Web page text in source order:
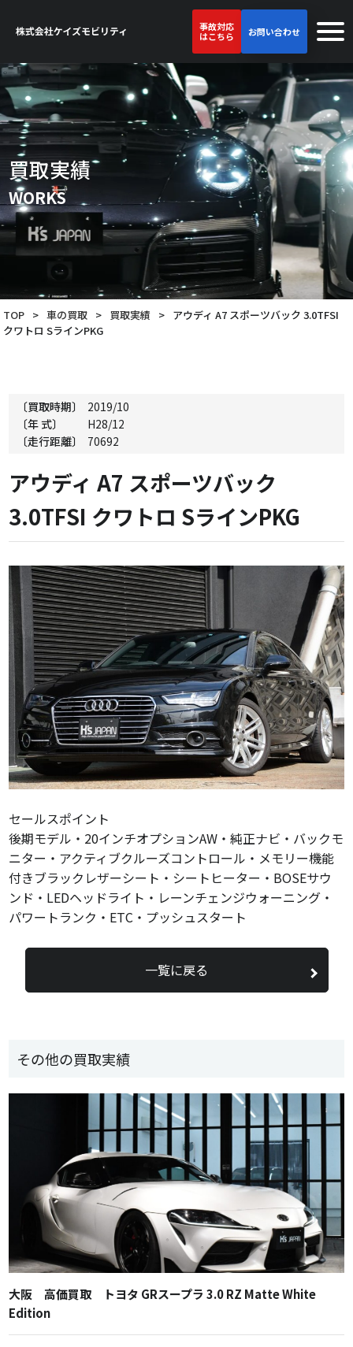
事故対応
はこちら
お問い合わせ
買取実績
WORKS
TOP > 車の買取 > 買取実績 > アウディ A7 スポーツバック 3.0TFSI
クワトロ SラインPKG
その他の買取実績
大阪 高価買取 トヨタ GRスープラ 3.0 RZ Matte White
Edition
〔買取時期〕
2019/10
〔年 式〕
H28/12
〔走行距離〕
70692
アウディ A7 スポーツバック
3.0TFSI クワトロ SラインPKG
セールスポイント
後期モデル・20インチオプションAW・純正ナビ・バックモ
ニター・アクティブクルーズコントロール・メモリー機能
付きブラックレザーシート・シートヒーター・BOSEサウ
ンド・LEDヘッドライト・レーンチェンジウォーニング・
パワートランク・ETC・プッシュスタート
一覧に戻る